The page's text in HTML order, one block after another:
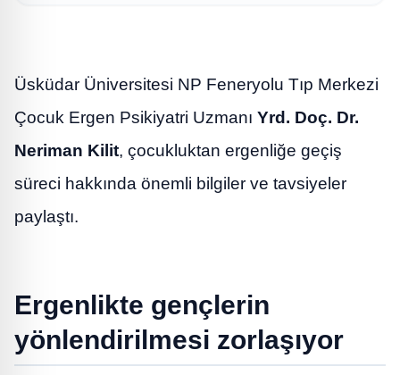
Üsküdar Üniversitesi NP Feneryolu Tıp Merkezi
Çocuk Ergen Psikiyatri Uzmanı Yrd. Doç. Dr.
Neriman Kilit, çocukluktan ergenliğe geçiş
süreci hakkında önemli bilgiler ve tavsiyeler
paylaştı.
Ergenlikte gençlerin
yönlendirilmesi zorlaşıyor